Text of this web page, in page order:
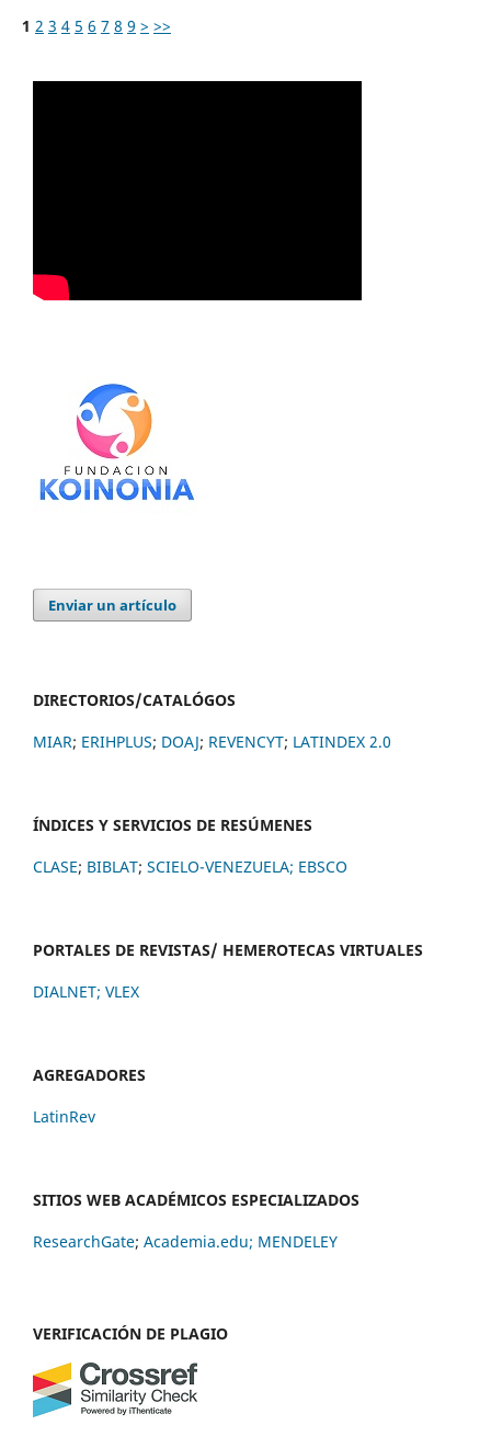
1 2 3 4 5 6 7 8 9 > >>
Enviar un artículo
DIRECTORIOS/CATALÓGOS
MIAR; ERIHPLUS; DOAJ; REVENCYT; LATINDEX 2.0
ÍNDICES Y SERVICIOS DE RESÚMENES
CLASE; BIBLAT; SCIELO-VENEZUELA; EBSCO
PORTALES DE REVISTAS/ HEMEROTECAS VIRTUALES
DIALNET; VLEX
AGREGADORES
LatinRev
SITIOS WEB ACADÉMICOS ESPECIALIZADOS
ResearchGate; Academia.edu; MENDELEY
VERIFICACIÓN DE PLAGIO